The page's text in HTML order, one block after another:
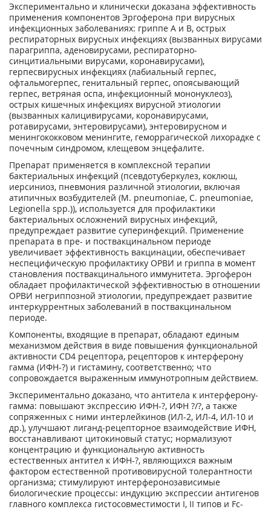
Экспериментально и клинически доказана эффективность
применения компонентов Эргоферона при вирусных
инфекционных заболеваниях: гриппе А и В, острых
респираторных вирусных инфекциях (вызванных вирусами
парагриппа, аденовирусами, респираторно-
синцитиальными вирусами, коронавирусами),
герпесвирусных инфекциях (лабиальный герпес,
офтальмогерпес, генитальный герпес, опоясывающий
герпес, ветряная оспа, инфекционный мононуклеоз),
острых кишечных инфекциях вирусной этиологии
(вызванных калицивирусами, коронавирусами,
ротавирусами, энтеровирусами), энтеровирусном и
менингококковом менингите, геморрагической лихорадке с
почечным синдромом, клещевом энцефалите.
Препарат применяется в комплексной терапии
бактериальных инфекций (псевдотуберкулез, коклюш,
иерсиниоз, пневмония различной этиологии, включая
атипичных возбудителей (M. pneumoniae, C. pneumoniae,
Legionella spp.)), используется для профилактики
бактериальных осложнений вирусных инфекций,
предупреждает развитие суперинфекций. Применение
препарата в пре- и поствакцинальном периоде
увеличивает эффективность вакцинации, обеспечивает
неспецифическую профилактику ОРВИ и гриппа в момент
становления поствакцинального иммунитета. Эргоферон
обладает профилактической эффективностью в отношении
ОРВИ негриппозной этиологии, предупреждает развитие
интеркуррентных заболеваний в поствакцинальном
периоде.
Компоненты, входящие в препарат, обладают единым
механизмом действия в виде повышения функциональной
активности CD4 рецептора, рецепторов к интерферону
гамма (ИФН-?) и гистамину, соответственно; что
сопровождается выраженным иммунотропным действием.
Экспериментально доказано, что антитела к интерферону-
гамма: повышают экспрессию ИФН-?, ИФН ?/?, а также
сопряженных с ними интерлейкинов (ИЛ-2, ИЛ-4, ИЛ-10 и
др.), улучшают лиганд-рецепторное взаимодействие ИФН,
восстанавливают цитокиновый статус; нормализуют
концентрацию и функциональную активность
естественных антител к ИФН-?, являющихся важным
фактором естественной противовирусной толерантности
организма; стимулируют интерферонозависимые
биологические процессы: индукцию экспрессии антигенов
главного комплекса гистосовместимости I, II типов и Fc-